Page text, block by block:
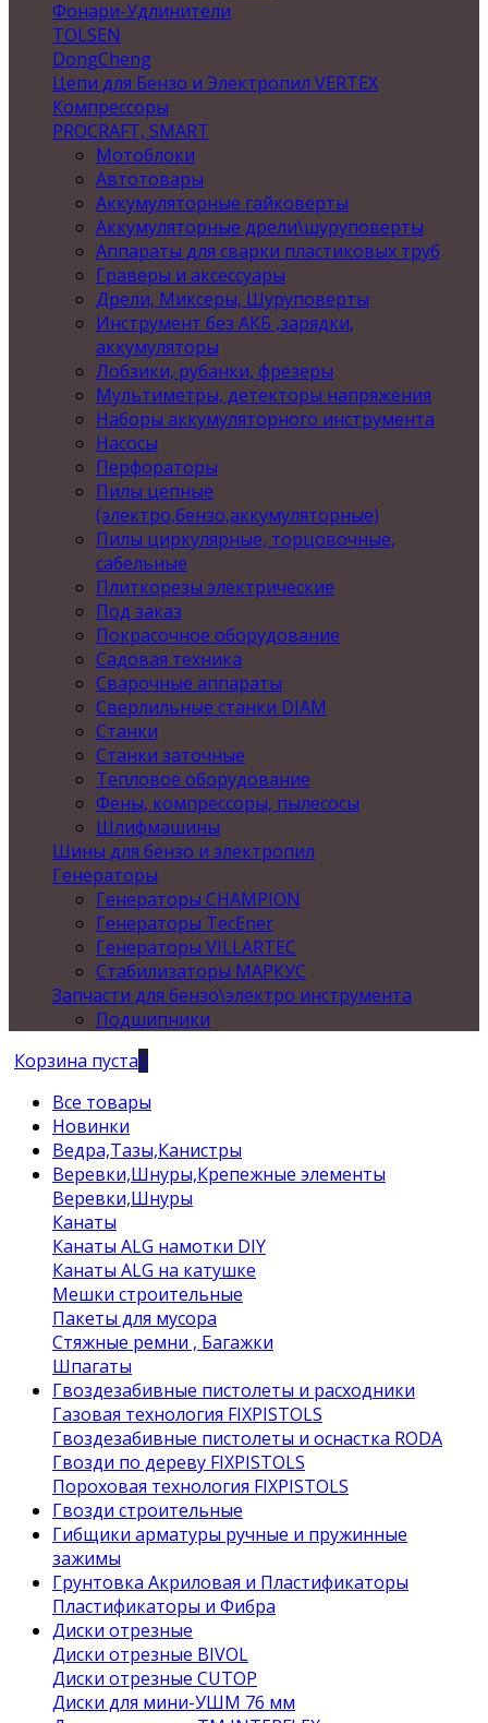
Фонари-Удлинители
TOLSEN
DongCheng
Цепи для Бензо и Электропил VERTEX
Компрессоры
PROCRAFT, SMART
Мотоблоки
Автотовары
Аккумуляторные гайковерты
Аккумуляторные дрели\шуруповерты
Аппараты для сварки пластиковых труб
Граверы и аксессуары
Дрели, Миксеры, Шуруповерты
Инструмент без АКБ ,зарядки,
аккумуляторы
Лобзики, рубанки, фрезеры
Мультиметры, детекторы напряжения
Наборы аккумуляторного инструмента
Насосы
Перфораторы
Пилы цепные
(электро,бензо,аккумуляторные)
Пилы циркулярные, торцовочные,
сабельные
Плиткорезы электрические
Под заказ
Покрасочное оборудование
Садовая техника
Сварочные аппараты
Сверлильные станки DIAM
Станки
Станки заточные
Тепловое оборудование
Фены, компрессоры, пылесосы
Шлифмашины
Шины для бензо и электропил
Генераторы
Генераторы CHAMPION
Генераторы TecEner
Генераторы VILLARTEC
Стабилизаторы МАРКУС
Запчасти для бензо\электро инструмента
Подшипники
Корзина пуста0
Все товары
Новинки
Ведра,Тазы,Канистры
Веревки,Шнуры,Крепежные элементы
Веревки,Шнуры
Канаты
Канаты ALG намотки DIY
Канаты ALG на катушке
Мешки строительные
Пакеты для мусора
Стяжные ремни , Багажки
Шпагаты
Гвоздезабивные пистолеты и расходники
Газовая технология FIXPISTOLS
Гвоздезабивные пистолеты и оснастка RODA
Гвозди по дереву FIXPISTOLS
Пороховая технология FIXPISTOLS
Гвозди строительные
Гибщики арматуры ручные и пружинные
зажимы
Грунтовка Акриловая и Пластификаторы
Пластификаторы и Фибра
Диски отрезные
Диски отрезные BIVOL
Диски отрезные CUTOP
Диски для мини-УШМ 76 мм